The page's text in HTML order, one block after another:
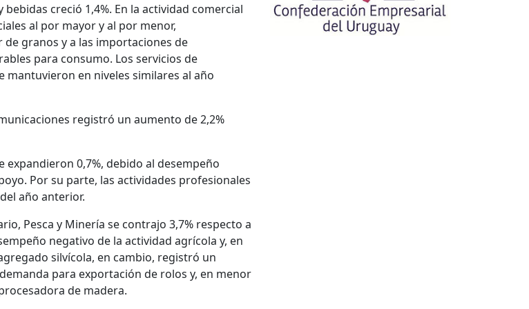
creció 1,4%. En la actividad comercial
al por mayor y al por menor,
granos y a las importaciones de
para consumo. Los servicios de
en niveles similares al año
registró un aumento de 2,2%
0,7%, debido al desempeño
Por su parte, las actividades profesionales
año anterior.
Pesca y Minería se contrajo 3,7% respecto a
negativo de la actividad agrícola y, en
silvícola, en cambio, registró un
para exportación de rolos y, en menor
de madera.